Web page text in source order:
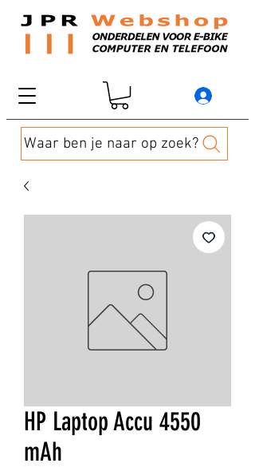
Waar ben je naar op zoek?
HP Laptop Accu 4550
mAh